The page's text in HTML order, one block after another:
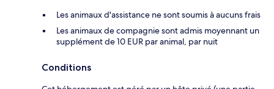
Les animaux d'assistance ne sont soumis à aucuns frais
Les animaux de compagnie sont admis moyennant un
supplément de 10 EUR par animal, par nuit
Conditions